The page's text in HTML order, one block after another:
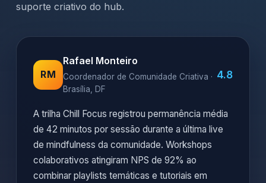
suporte criativo do hub.
RM
Rafael Monteiro
Coordenador de Comunidade Criativa ·
Brasília, DF
4.8
A trilha Chill Focus registrou permanência média
de 42 minutos por sessão durante a última live
de mindfulness da comunidade. Workshops
colaborativos atingiram NPS de 92% ao
combinar playlists temáticas e tutoriais em